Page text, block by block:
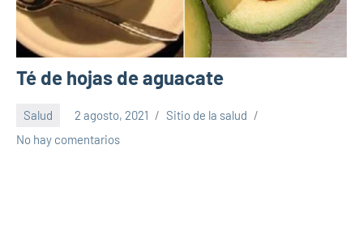
Té de hojas de aguacate
Salud 2 agosto, 2021
Sitio de la salud
No hay comentarios